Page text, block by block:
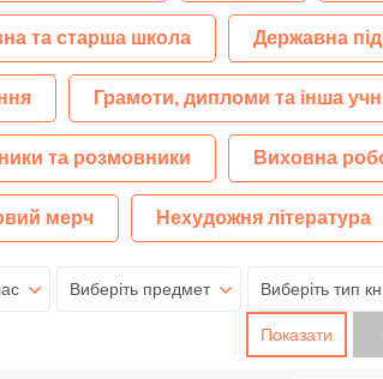
та старша школа Державна
Грамоти, дипломи та інша
та розмовники Виховна
мерч Нехудожня література
Виберіть предмет Виберіть тип
Показати